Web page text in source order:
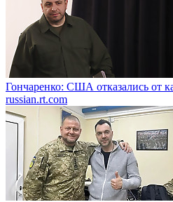
Гончаренко: США отказались от
russian.rt.com